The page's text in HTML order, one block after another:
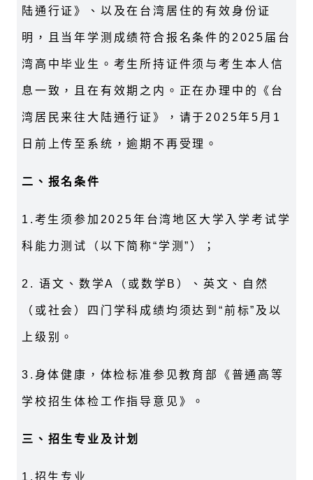
陆通行证》、以及在台湾居住的有效身份证
明，且当年学测成绩符合报名条件的 2025 届台
湾高中毕业生。考生所持证件须与考生本人信
息一致，且在有效期之内。正在办理中的《台
湾居民来往大陆通行证》，请于 2025年5 月 1
日前上传至系统，逾期不再受理。
二、报名条件
1. 考生须参加 2025年台湾地区大学入学考试学
科能力测试（以下简称“ 学测” ）；
2.语文、数学A （或数学 B ）、英文、自然
（或社会）四门学科成绩均须达到“前标”及以
上级别。
3. 身体健康，体检标准参见教育部《普通高等
学校招生体检工作指导意见》。
三、招生专业及计划
1. 招生专业